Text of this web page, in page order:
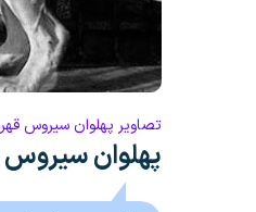
تصاویر پهلوان سیروس
پهلوان سیروس